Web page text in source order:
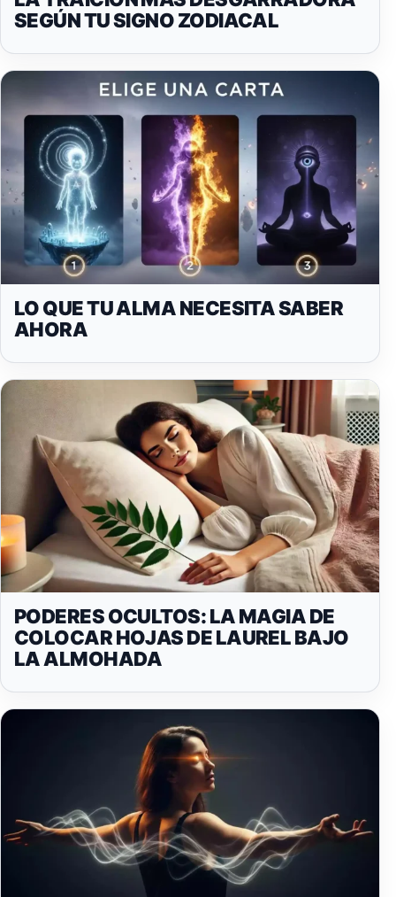
SEGÚN TU SIGNO ZODIACAL
LO QUE TU ALMA NECESITA SABER
AHORA
PODERES OCULTOS: LA MAGIA DE
COLOCAR HOJAS DE LAUREL BAJO
LA ALMOHADA